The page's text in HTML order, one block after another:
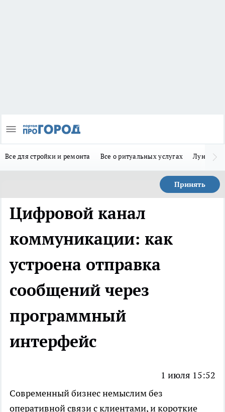
Все для стройки и ремонта Все о ритуальных услугах Лунно-
Принять
Цифровой канал
коммуникации: как
устроена отправка
сообщений через
программный
интерфейс
1 июля 15:52
Современный бизнес немыслим без
оперативной связи с клиентами, и короткие